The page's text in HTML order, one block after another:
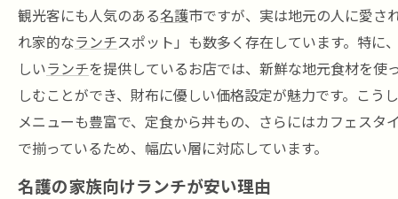
観光客にも人気のある名護市ですが、実は地元の人に愛さ
れ家的なランチスポット」も数多く存在しています。特に
しいランチを提供しているお店では、新鮮な地元食材を使
しむことができ、財布に優しい価格設定が魅力です。こう
メニューも豊富で、定食から丼もの、さらにはカフェスタ
で揃っているため、幅広い層に対応しています。
名護の家族向けランチが安い理由